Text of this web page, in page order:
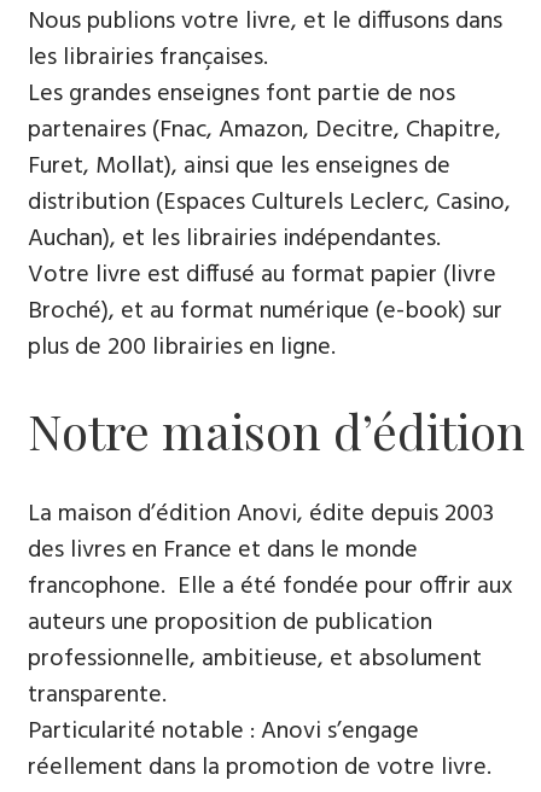
Nous publions votre livre, et le diffusons dans
les librairies françaises.
Les grandes enseignes font partie de nos
partenaires (Fnac, Amazon, Decitre, Chapitre,
Furet, Mollat), ainsi que les enseignes de
distribution (Espaces Culturels Leclerc, Casino,
Auchan), et les librairies indépendantes.
Votre livre est diffusé au format papier (livre
Broché), et au format numérique (e-book) sur
plus de 200 librairies en ligne.
Notre maison d’édition
La maison d’édition Anovi, édite depuis 2003
des livres en France et dans le monde
francophone. Elle a été fondée pour offrir aux
auteurs une proposition de publication
professionnelle, ambitieuse, et absolument
transparente.
Particularité notable : Anovi s’engage
réellement dans la promotion de votre livre.